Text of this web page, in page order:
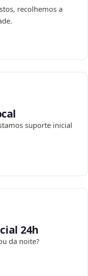
recolhemos a
suporte inicial
24h
da noite?